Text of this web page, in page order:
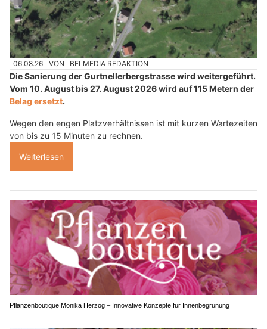
06.08.26 VON BELMEDIA REDAKTION
Die Sanierung der Gurtnellerbergstrasse wird weitergeführt.
Vom 10. August bis 27. August 2026 wird auf 115 Metern der
Belag ersetzt.
Wegen den engen Platzverhältnissen ist mit kurzen Wartezeiten
von bis zu 15 Minuten zu rechnen.
Weiterlesen
Pflanzenboutique Monika Herzog – Innovative Konzepte für Innenbegrünung